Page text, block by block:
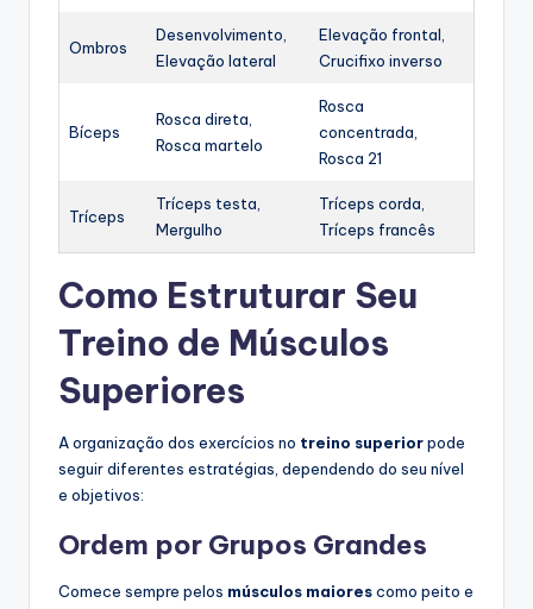
Ombros
Desenvolvimento,
Elevação lateral
Elevação frontal,
Crucifixo inverso
Bíceps
Rosca direta,
Rosca martelo
Rosca
concentrada,
Rosca 21
Tríceps
Tríceps testa,
Mergulho
Tríceps corda,
Tríceps francês
Como Estruturar Seu
Treino de Músculos
Superiores
A organização dos exercícios no treino superiorpode
seguir diferentes estratégias, dependendo do seu nível
e objetivos:
Ordem por Grupos Grandes
Comece sempre pelos músculos maiorescomo peito e